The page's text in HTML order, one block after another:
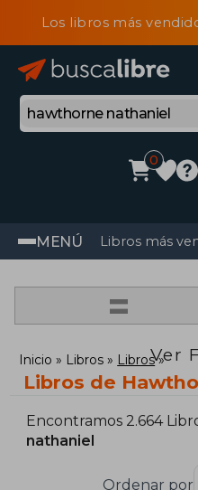
Los libros más
0
MENÚ Libros más
=
Ver
Inicio Libros Libros
Libros de
Encontramos 2.664
nathaniel
Ordenar por